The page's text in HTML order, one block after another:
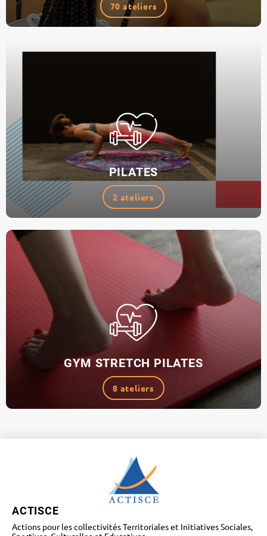
70 ateliers
PILATES
2 ateliers
GYM STRETCH PILATES
8 ateliers
ACTISCE
Actions pour les collectivités Territoriales et Initiatives Sociales,